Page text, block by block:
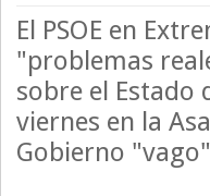
El PSOE en
"problemas
sobre el Estado
viernes en la
Gobierno